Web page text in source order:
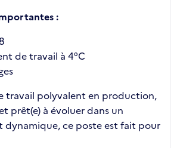
:
de travail à 4°C
travail polyvalent en production,
prêt(e) à évoluer dans un
dynamique, ce poste est fait pour